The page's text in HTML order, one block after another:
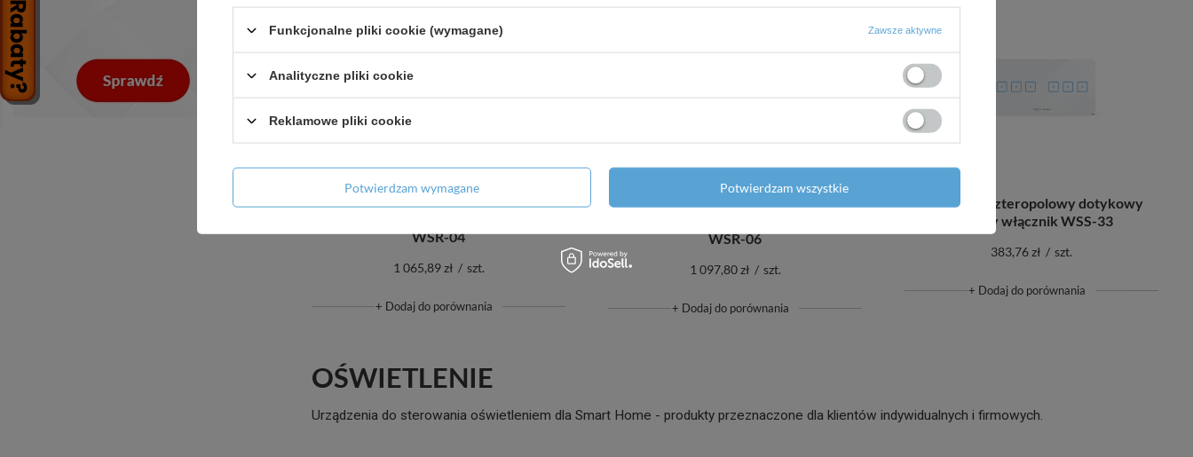
WSR-04
1 065,89 zł / szt.
+ Dodaj do porównania
Sześciopolowy dotykowy szklany
WSR-06
1 097,80 zł / szt.
+ Dodaj do porównania
Podwójny czteropolowy dotykowy
szklany włącznik WSS-33
383,76 zł / szt.
+ Dodaj do porównania
OŚWIETLENIE
Urządzenia do sterowania oświetleniem dla Smart Home - produkty przeznaczone dla klientów indywidualnych i firmowych.
Funkcjonalne pliki cookie (wymagane) Zawsze aktywne
Analityczne pliki cookie
Reklamowe pliki cookie
Potwierdzam wymagane Potwierdzam wszystkie